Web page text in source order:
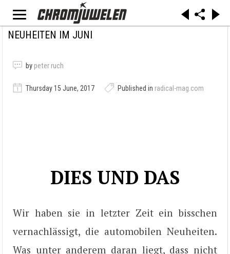
NEUHEITEN IM JUNI
by peter ruch
Thursday 15 June, 2017 Published in radical-mag.com
DIES UND DAS
Wir haben sie in letzter Zeit ein bisschen
vernachlässigt, die automobilen Neuheiten.
Was unter anderem daran liegt, dass nicht